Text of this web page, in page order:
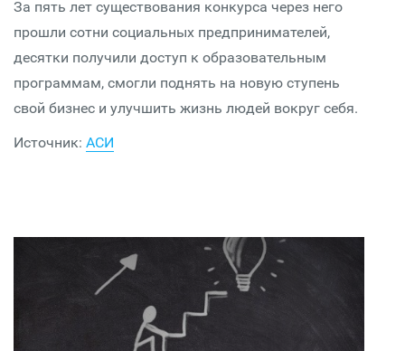
За пять лет существования конкурса через него
прошли сотни социальных предпринимателей,
десятки получили доступ к образовательным
программам, смогли поднять на новую ступень
свой бизнес и улучшить жизнь людей вокруг себя.
Источник: АСИ